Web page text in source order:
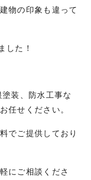
物の印象も違って
した！
装、防水工事な
任せください。
でご提供しており
にご相談くださ